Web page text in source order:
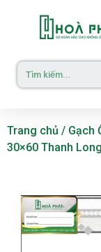
Trang chủ / Gạch
30×60 Thanh